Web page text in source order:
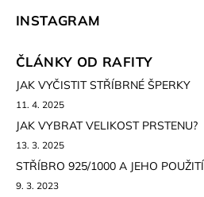
INSTAGRAM
ČLÁNKY OD RAFITY
JAK VYČISTIT STŘÍBRNÉ ŠPERKY
11. 4. 2025
JAK VYBRAT VELIKOST PRSTENU?
13. 3. 2025
STŘÍBRO 925/1000 A JEHO POUŽITÍ
9. 3. 2023